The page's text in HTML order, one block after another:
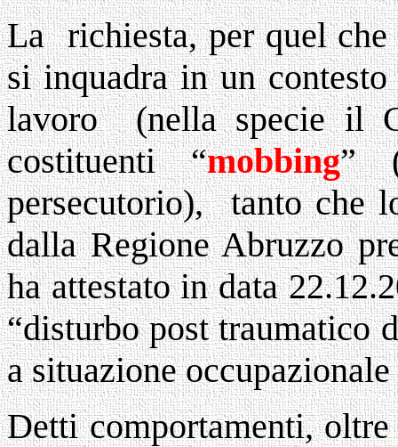
La richiesta, per quel
si inquadra in un
lavoro (nella specie il
costituenti “mobbing”
persecutorio), tanto che
dalla Regione Abruzzo
ha attestato in data
“disturbo post traumatico
a situazione
Detti comportamenti,